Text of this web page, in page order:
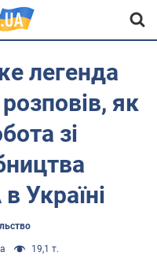
легенда
як
зі
Україні
19,1 т.